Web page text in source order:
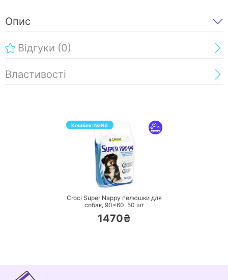
Опис
Відгуки (0)
Властивості
Кешбек:NaN₴
ПЕРЕЙТИ
Croci Super Nappy пелюшки для
собак, 90×60, 50 шт
1470₴